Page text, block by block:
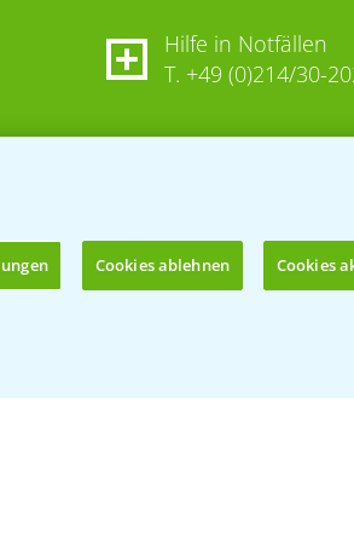
Hilfe in Notfällen
T. +49 (0)214/30-
Cookies ablehnen Cookies